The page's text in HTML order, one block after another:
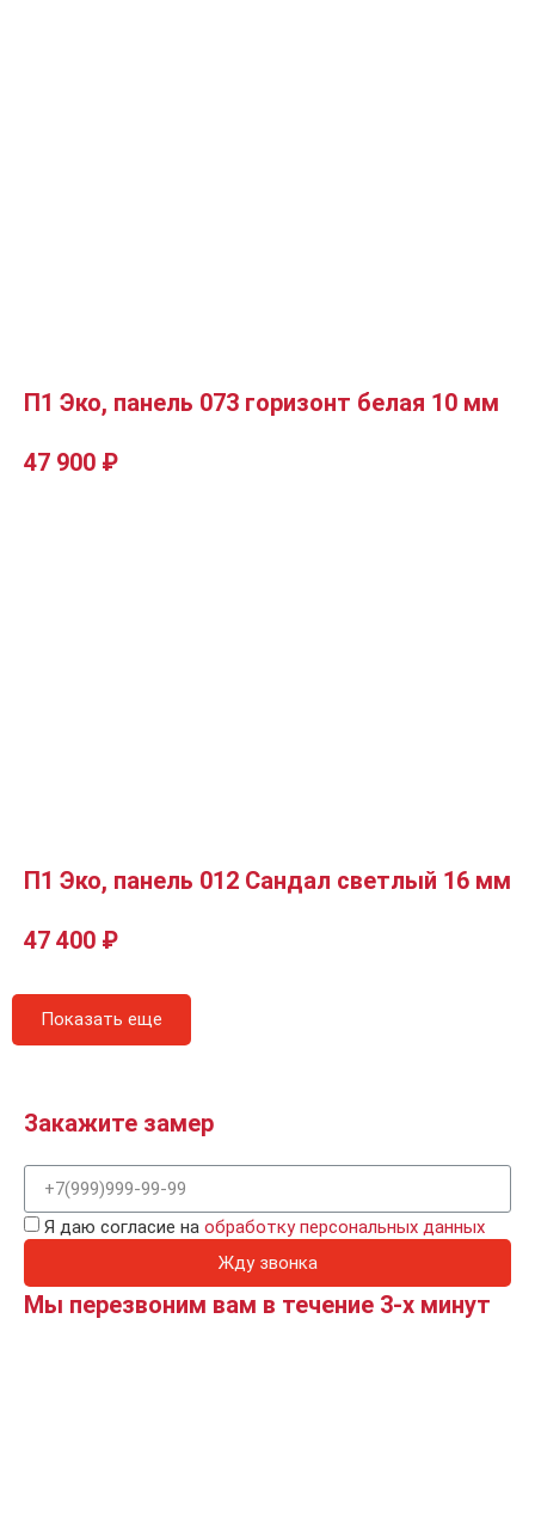
П1 Эко, панель 073 горизонт белая 10 мм
47 900 ₽
П1 Эко, панель 012 Сандал светлый 16 мм
47 400 ₽
Показать еще
Закажите замер
Я даю согласие на обработку персональных данных
Жду звонка
Мы перезвоним вам в течение 3-х минут